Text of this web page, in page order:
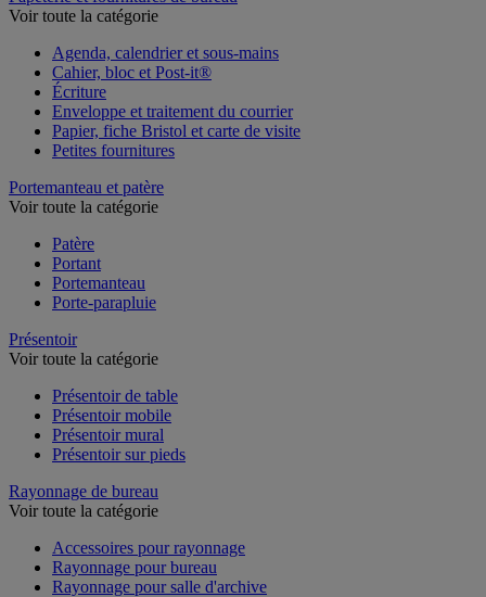
Voir toute la catégorie
Agenda, calendrier et sous-mains
Cahier, bloc et Post-it®
Écriture
Enveloppe et traitement du courrier
Papier, fiche Bristol et carte de visite
Petites fournitures
Portemanteau et patère
Voir toute la catégorie
Patère
Portant
Portemanteau
Porte-parapluie
Présentoir
Voir toute la catégorie
Présentoir de table
Présentoir mobile
Présentoir mural
Présentoir sur pieds
Rayonnage de bureau
Voir toute la catégorie
Accessoires pour rayonnage
Rayonnage pour bureau
Rayonnage pour salle d'archive